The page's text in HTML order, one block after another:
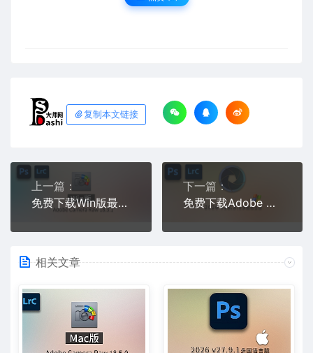
复制本文链接
上一篇：
免费下载Win版最新中文PS增效工具插件Adobe Camera Raw 2026 ACR v18.3.1 摄影后期一键安装包预设Lrc照片文件文档格式打开处理编辑
下一篇：
免费下载Adobe DNG Converter v18.3.1 for Win多国语言中文版安装包图片RAW相机照片格式转换器Lrc数字负片PS插件软件工具
相关文章